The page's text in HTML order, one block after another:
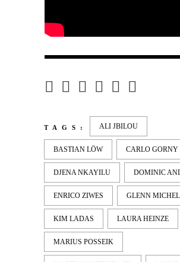
TAGS: ALI JBILOU
BASTIAN LÖW CARLO GORNY
DJENA NKAYILU DOMINIC
ENRICO ZIWES GLENN
KIM LADAS LAURA HEINZE
MARIUS POSSEIK